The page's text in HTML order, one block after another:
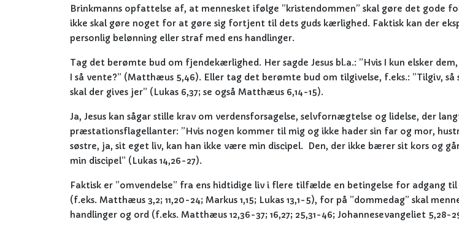
Brinkmanns opfattelse af, at mennesket ifølge ”kristendommen” skal gøre det gode
ikke skal gøre noget for at gøre sig fortjent til dets guds kærlighed. Faktisk kan der
personlig belønning eller straf med ens handlinger.
Tag det berømte bud om fjendekærlighed. Her sagde Jesus bl.a.: ”Hvis I kun elsker
I så vente?” (Matthæus 5,46). Eller tag det berømte bud om tilgivelse, f.eks.: ”Tilgiv, så
skal der gives jer” (Lukas 6,37; se også Matthæus 6,14-15).
Ja, Jesus kan sågar stille krav om verdensforsagelse, selvfornægtelse og lidelse, der
præstationsflagellanter: ”Hvis nogen kommer til mig og ikke hader sin far og mor,
søstre, ja, sit eget liv, kan han ikke være min discipel. Den, der ikke bærer sit kors og
min discipel” (Lukas 14,26-27).
Faktisk er ”omvendelse” fra ens hidtidige liv i flere tilfælde en betingelse for adgang
(f.eks. Matthæus 3,2; 11,20-24; Markus 1,15; Lukas 13,1-5), for på ”dommedag” skal
handlinger og ord (f.eks. Matthæus 12,36-37; 16,27; 25,31-46; Johannesevangeliet 5,28-